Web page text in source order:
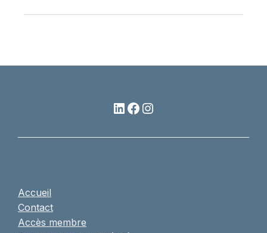
LinkedIn
Facebook
Instagram
Accueil
Contact
Accès membre